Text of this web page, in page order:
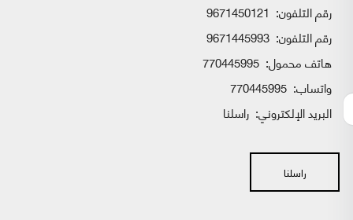
رقم التلفون: 9671450121
رقم التلفون: 9671445993
هاتف محمول: 770445995
واتساب:
البريد الإلكتروني: راسلنا
راسلنا